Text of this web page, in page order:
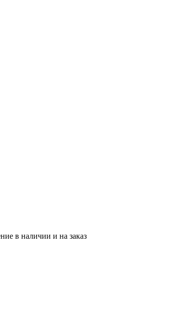
в наличии и на заказ